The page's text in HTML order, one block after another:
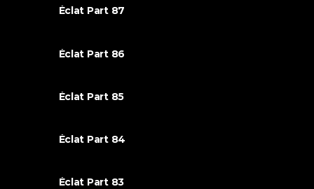
Éclat Part 87
Éclat Part 86
Éclat Part 85
Éclat Part 84
Éclat Part 83